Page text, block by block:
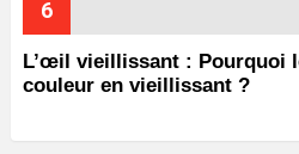
L’œil vieillissant : Pourquoi
couleur en vieillissant ?